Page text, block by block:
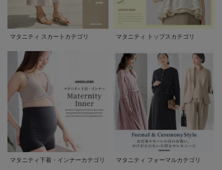
マタニティ スカートカテゴリ マタニティ トップスカテゴリ
マタニティ下着・インナーカテゴリ マタニティ フォーマルカテゴリ